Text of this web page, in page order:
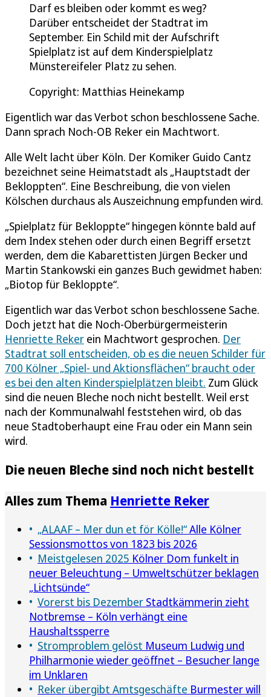
Darf es bleiben oder kommt es weg?
Darüber entscheidet der Stadtrat im
September. Ein Schild mit der Aufschrift
Spielplatz ist auf dem Kinderspielplatz
Münstereifeler Platz zu sehen.
Copyright: Matthias Heinekamp
Eigentlich war das Verbot schon beschlossene Sache.
Dann sprach Noch-OB Reker ein Machtwort.
Alle Welt lacht über Köln. Der Komiker Guido Cantz
bezeichnet seine Heimatstadt als „Hauptstadt der
Bekloppten“. Eine Beschreibung, die von vielen
Kölschen durchaus als Auszeichnung empfunden wird.
„Spielplatz für Bekloppte“ hingegen könnte bald auf
dem Index stehen oder durch einen Begriff ersetzt
werden, dem die Kabarettisten Jürgen Becker und
Martin Stankowski ein ganzes Buch gewidmet haben:
„Biotop für Bekloppte“.
Eigentlich war das Verbot schon beschlossene Sache.
Doch jetzt hat die Noch-Oberbürgermeisterin
Henriette Reker ein Machtwort gesprochen. Der
Stadtrat soll entscheiden, ob es die neuen Schilder für
700 Kölner „Spiel- und Aktionsflächen“ braucht oder
es bei den alten Kinderspielplätzen bleibt. Zum Glück
sind die neuen Bleche noch nicht bestellt. Weil erst
nach der Kommunalwahl feststehen wird, ob das
neue Stadtoberhaupt eine Frau oder ein Mann sein
wird.
Die neuen Bleche sind noch nicht bestellt
Alles zum Thema Henriette Reker
„ALAAF – Mer dun et för Kölle!“Alle Kölner
Sessionsmottos von 1823 bis 2026
Meistgelesen 2025 Kölner Dom funkelt in
neuer Beleuchtung – Umweltschützer beklagen
„Lichtsünde“
Vorerst bis Dezember Stadtkämmerin zieht
Notbremse – Köln verhängt eine
Haushaltssperre
Stromproblem gelöst Museum Ludwig und
Philharmonie wieder geöffnet – Besucher lange
im Unklaren
Reker übergibt Amtsgeschäfte Burmester will